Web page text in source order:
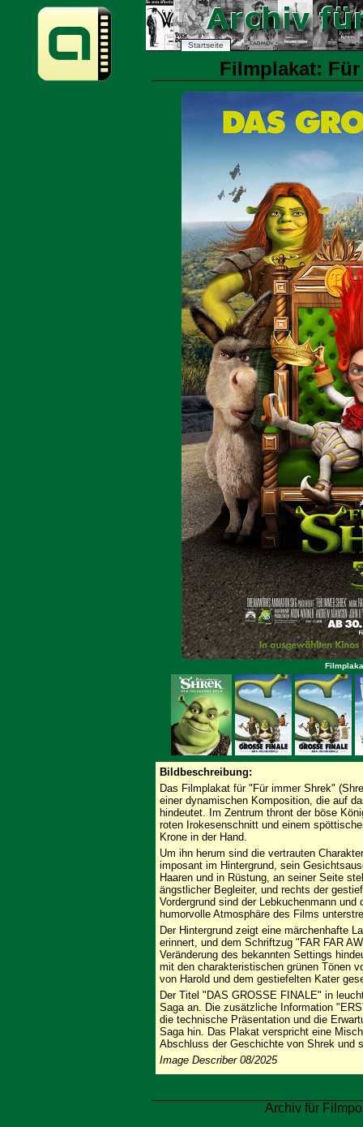
Startseite
Filmplakat: Für
Bildbeschreibung:
Das Filmplakat für "Für immer Shrek"
einer dynamischen Komposition, die auf
hindeutet. Im Zentrum thront der böse
roten Irokesenschnitt und einem
Krone in der Hand.
Um ihn herum sind die vertrauten
imposant im Hintergrund, sein
Haaren und in Rüstung, an seiner Seite
ängstlicher Begleiter, und rechts der
Vordergrund sind der Lebkuchenmann
humorvolle Atmosphäre des Films
Der Hintergrund zeigt eine märchenhafte
erinnert, und dem Schriftzug "FAR FAR
Veränderung des bekannten Settings
mit den charakteristischen grünen Tönen
von Harold und dem gestiefelten Kater
Der Titel "DAS GROSSE FINALE" in
Saga an. Die zusätzliche Information
die technische Präsentation und die
Saga hin. Das Plakat verspricht eine
Abschluss der Geschichte von Shrek und
Image Describer 08/2025
Archiv für